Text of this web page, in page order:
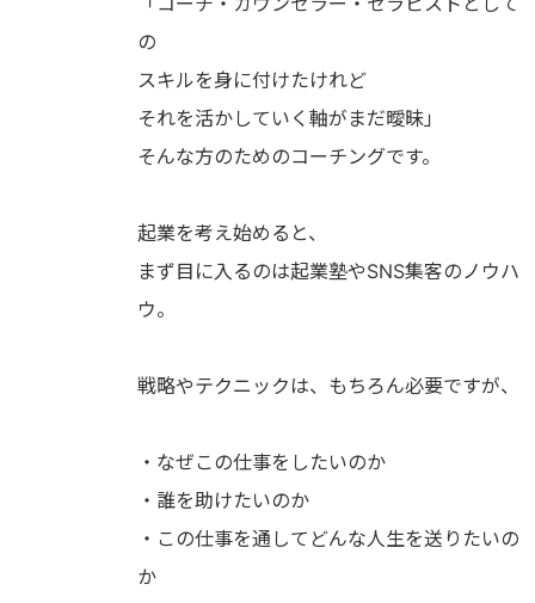
の
スキルを身に付けたけれど
それを活かしていく軸がまだ曖昧」
そんな方のためのコーチングです。
起業を考え始めると、
まず目に入るのは起業塾やSNS集客のノウハ
ウ。
戦略やテクニックは、もちろん必要ですが、
・なぜこの仕事をしたいのか
・誰を助けたいのか
・この仕事を通してどんな人生を送りたいの
か